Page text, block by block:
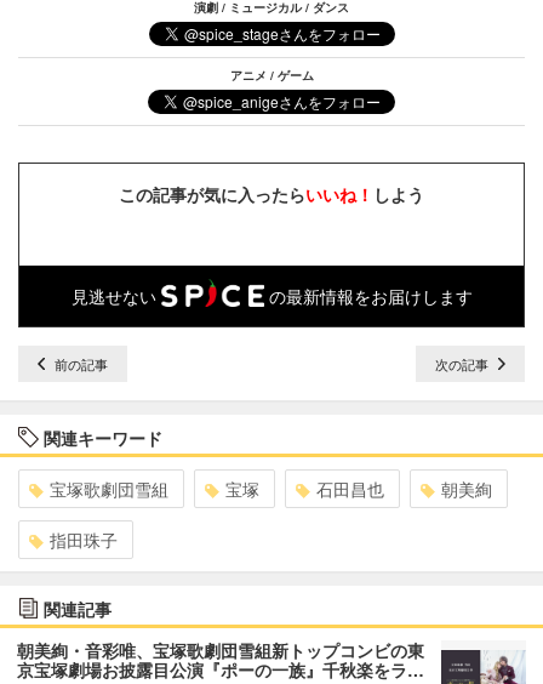
演劇 / ミュージカル / ダンス
アニメ / ゲーム
この記事が気に入ったらいいね！ しよう
見逃せない の最新情報をお届けします
前の記事 次の記事
関連キーワード
宝塚歌劇団雪組 宝塚 石田昌也 朝美絢
指田珠子
関連記事
朝美絢・音彩唯、宝塚歌劇団雪組新トップコンビの東
京宝塚劇場お披露目公演『ポーの一族』千秋楽をラ…